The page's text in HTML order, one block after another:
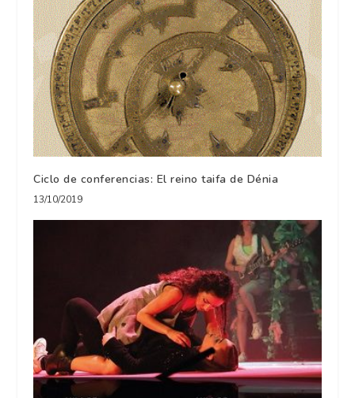
Ciclo de conferencias: El reino taifa de Dénia
13/10/2019